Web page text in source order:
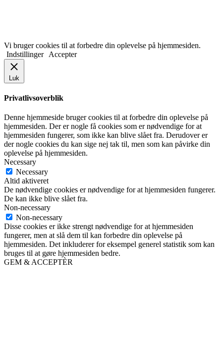
Vi bruger cookies til at forbedre din oplevelse på hjemmesiden.
Indstillinger
Accepter
Luk
Privatlivsoverblik
Denne hjemmeside bruger cookies til at forbedre din oplevelse på
hjemmesiden. Der er nogle få cookies som er nødvendige for at
hjemmesiden fungerer, som ikke kan blive slået fra. Derudover er
der nogle cookies du kan sige nej tak til, men som kan påvirke din
oplevelse på hjemmesiden.
Necessary
Necessary
Altid aktiveret
De nødvendige cookies er nødvendige for at hjemmesiden fungerer.
De kan ikke blive slået fra.
Non-necessary
Non-necessary
Disse cookies er ikke strengt nødvendige for at hjemmesiden
fungerer, men at slå dem til kan forbedre din oplevelse på
hjemmesiden. Det inkluderer for eksempel generel statistik som kan
bruges til at gøre hjemmesiden bedre.
GEM & ACCEPTÈR